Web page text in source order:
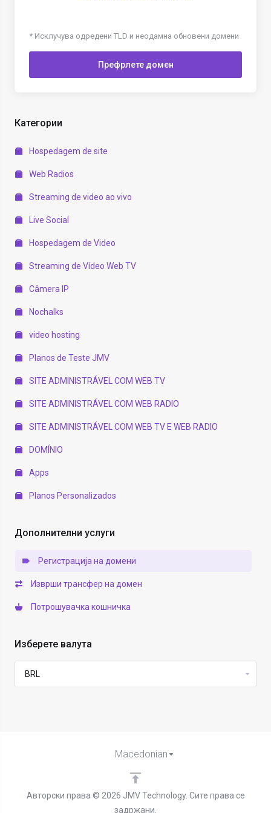
Категории
Hospedagem de site
Web Radios
Streaming de video ao vivo
Live Social
Hospedagem de Video
Streaming de Vídeo Web TV
Câmera IP
Nochalks
video hosting
Planos de Teste JMV
SITE ADMINISTRÁVEL COM WEB TV
SITE ADMINISTRÁVEL COM WEB RADIO
SITE ADMINISTRÁVEL COM WEB TV E WEB RADIO
DOMÍNIO
Apps
Planos Personalizados
Дополнителни услуги
Регистрација на домени
Изврши трансфер на домен
Потрошувачка кошничка
Изберете валута
* Исклучува одредени TLD и неодамна обновени домени
Префрлете домен
Авторски права © 2026 JMV Technology. Сите права се
задржани.
Macedonian